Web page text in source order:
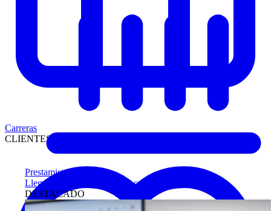
Prestamistas
Llegue antes a compradores calificados
DESTACADO
Carreras
CLIENTES